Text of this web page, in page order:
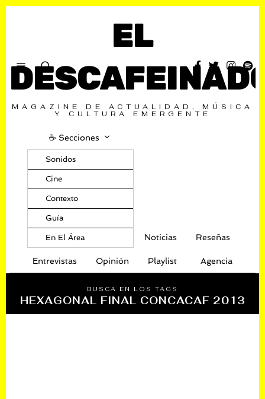
EL
MAGAZINE DE ACTUALIDAD, MÚSICA
Y CULTURA EMERGENTE
☕️ Secciones
Sonidos
Cine
Contexto
Guía
En El Área Noticias Reseñas
Entrevistas Opinión Playlist Agencia
BUSCA EN LOS TAGS
HEXAGONAL FINAL CONCACAF 2013